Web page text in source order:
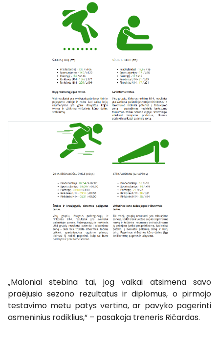
„Maloniai stebina tai, jog vaikai atsimena savo
praėjusio sezono rezultatus ir diplomus, o pirmojo
testavimo metu patys vertina, ar pavyko pagerinti
asmeninius rodiklius,“ – pasakoja treneris Ričardas.